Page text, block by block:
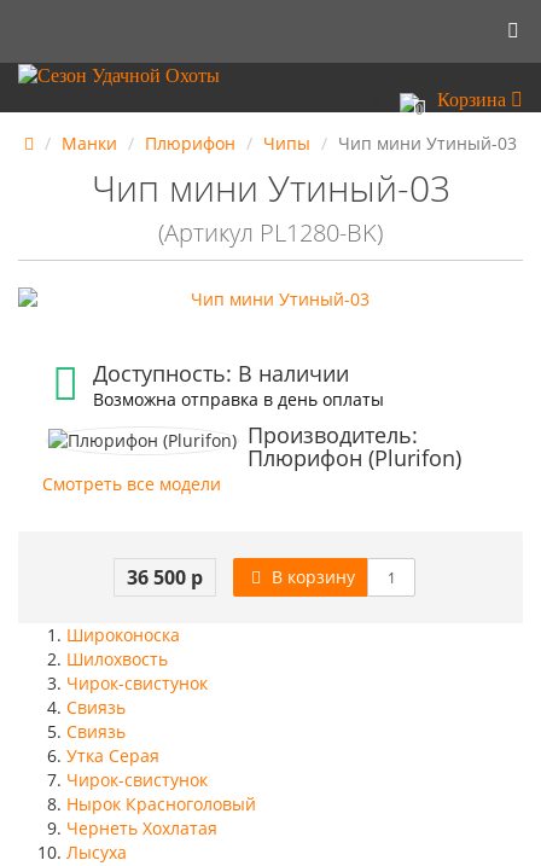
0
Корзина
Манки Плюрифон Чипы Чип мини Утиный-03
Чип мини Утиный-03
(Артикул PL1280-BK)
Доступность: В наличии
Возможна отправка в день оплаты
Производитель:
Плюрифон (Plurifon)
Смотреть все модели
36 500 р В корзину
Широконоска
Шилохвость
Чирок-свистунок
Свиязь
Свиязь
Утка Серая
Чирок-свистунок
Нырок Красноголовый
Чернеть Хохлатая
Лысуха